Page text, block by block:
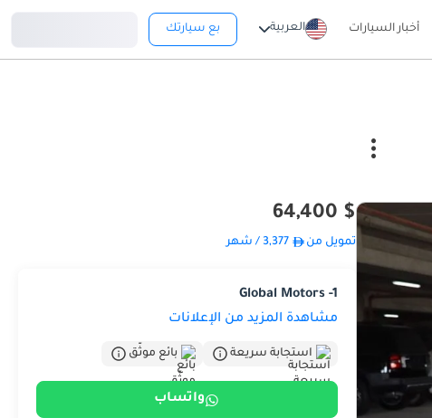
أخبار السيارات العربية بع سيارتك
$ 64,400
تمويل من 3,377 / شهر
Global Motors -1
مشاهدة المزيد من الإعلانات
استجابة سريعة بائع موثّق
واتساب